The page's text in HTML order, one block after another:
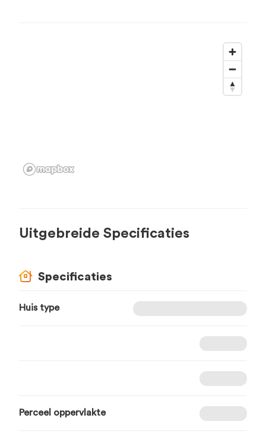
Uitgebreide Specificaties
Specificaties
Huis type
Perceel oppervlakte